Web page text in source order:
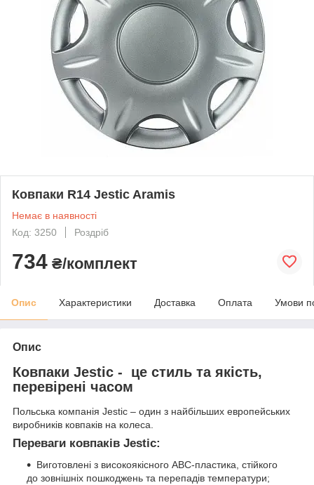
Ковпаки R14 Jestic Aramis
Немає в наявності
Код: 3250
Роздріб
734 ₴/комплект
Опис Характеристики Доставка Оплата Умови
Опис
Ковпаки Jestic - це стиль та якість,
перевірені часом
Польська компанія Jestic – один з найбільших европейських
виробників ковпаків на колеса.
Переваги ковпаків Jestic:
Виготовлені з високоякісного АВС-пластика, стійкого
до зовнішніх пошкоджень та перепадів температури;